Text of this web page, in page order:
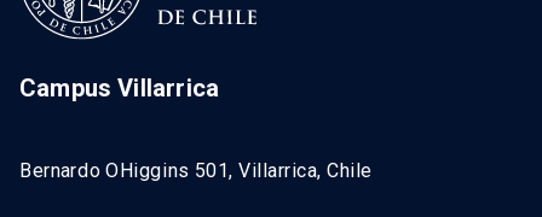
Campus Villarrica
Bernardo OHiggins 501, Villarrica, Chile